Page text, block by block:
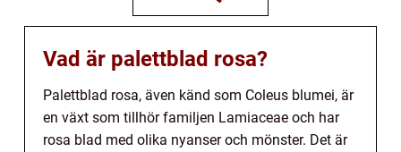
Vad är palettblad rosa?
Palettblad rosa, även känd som Coleus blumei, är
en växt som tillhör familjen Lamiaceae och har
rosa blad med olika nyanser och mönster. Det är